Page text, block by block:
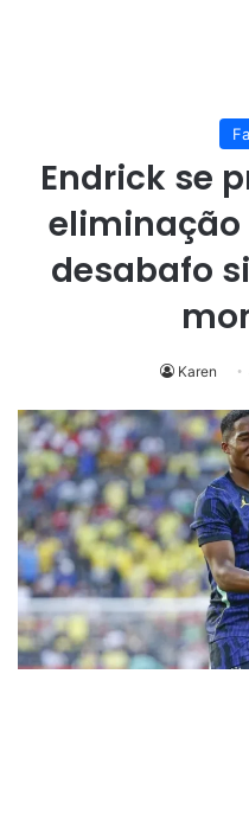
Endrick se
eliminação
desabafo
Karen